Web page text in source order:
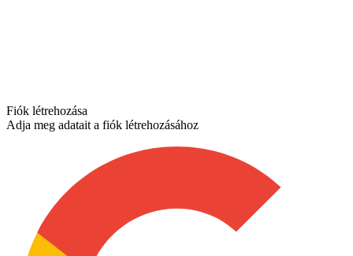
Fiók létrehozása
Adja meg adatait a fiók létrehozásához